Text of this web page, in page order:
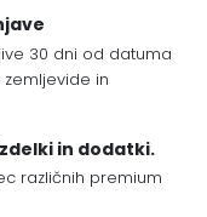
30 dni od datuma
in
in dodatki.
različnih premium